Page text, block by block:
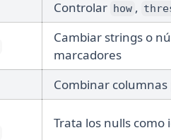
Controlar how ,
Cambiar strings o
marcadores
Combinar
Trata los nulls como